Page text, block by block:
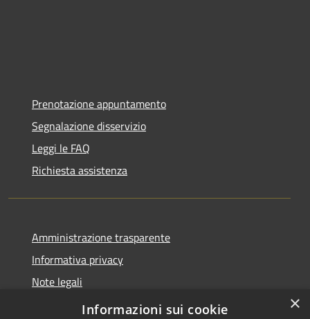
Prenotazione appuntamento
Segnalazione disservizio
Leggi le FAQ
Richiesta assistenza
Amministrazione trasparente
Informativa privacy
Note legali
Dichiarazione di accessibilità
×
Informazioni sui cookie